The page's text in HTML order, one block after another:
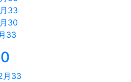
33
30
33
月33